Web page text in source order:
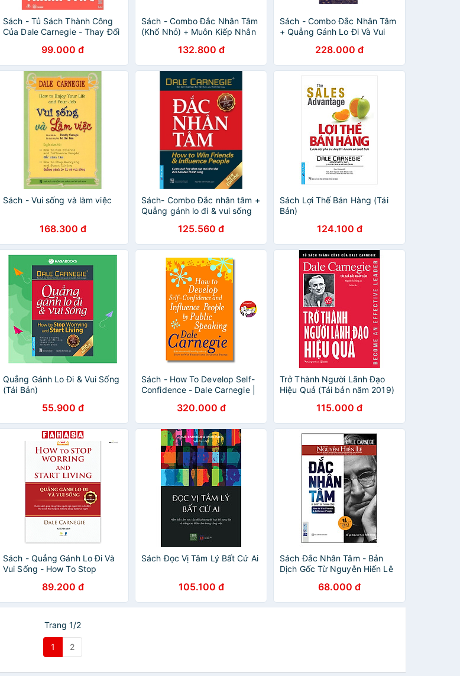
Sách - Tủ Sách Thành Công
Của Dale Carnegie - Thay Đổi
8932000128793
99.000 đ
Sách - Combo Đắc Nhân Tâm
(Khổ Nhỏ) + Muôn Kiếp Nhân
132.800 đ
Sách - Combo Đắc Nhân Tâm
+ Quẳng Gánh Lo Đi Và Vui
228.000 đ
Sách - Vui sống và làm việc
168.300 đ
Sách- Combo Đắc nhân tâm +
Quẳng gánh lo đi & vui sống
125.560 đ
Sách Lợi Thế Bán Hàng (Tái
Bản)
124.100 đ
Quẳng Gánh Lo Đi & Vui Sống
(Tái Bản)
55.900 đ
Sách - How To Develop Self-
Confidence - Dale Carnegie |
văn Nhập khẩu320.000 đ
Trở Thành Người Lãnh Đạo
Hiệu Quả (Tái bản năm 2019)
115.000 đ
Sách - Quẳng Gánh Lo Đi Và
Vui Sống - How To Stop
Song Ngữ Việt-Anh
89.200 đ
Sách Đọc Vị Tâm Lý Bất Cứ Ai
105.100 đ
Sách Đắc Nhân Tâm - Bản
Dịch Gốc Từ Nguyễn Hiến Lê
68.000 đ
Trang 1/2
1 2